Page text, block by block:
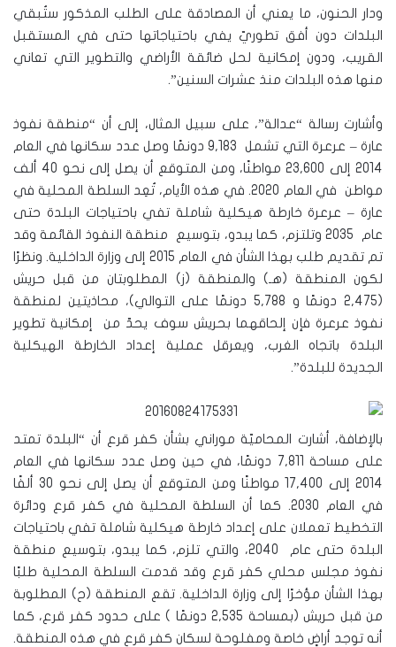
ودار الحنون، ما يعني أن المصادقة على الطلب المذكور ستُبقي
البلدات دون أفق تطوريّ يفي باحتياجاتها حتى في المستقبل
القريب، ودون إمكانية لحل ضائقة الأراضي والتطوير التي تعاني
منها هذه البلدات منذ عشرات السنين”.
وأشارت رسالة “عدالة”، على سبيل المثال، إلى أن “منطقة نفوذ
عارة – عرعرة التي تشمل 9,183 دونمًا وصل عدد سكانها في العام
2014 إلى 23,600 مواطنًا، ومن المتوقع أن يصل إلى نحو 40 ألف
مواطن في العام 2020. في هذه الأيام، تُعِد السلطة المحلية في
عارة – عرعرة خارطة هيكلية شاملة تفي باحتياجات البلدة حتى
عام 2035 وتلتزم، كما يبدو، بتوسيع منطقة النفوذ القائمة وقد
تم تقديم طلب بهذا الشأن في العام 2015 إلى وزارة الداخلية. ونظرًا
لكون المنطقة (هـ) والمنطقة (ز) المطلوبتان من قبل حريش
(2,475 دونمًا و 5,788 دونمًا على التوالي)، محاذيتين لمنطقة
نفوذ عرعرة فإن إلحاقهما بحريش سوف يحدّ من إمكانية تطوير
البلدة باتجاه الغرب، ويعرقل عملية إعداد الخارطة الهيكلية
الجديدة للبلدة”.
بالإضافة، أشارت المحاميّة موراني بشأن كفر قرع أن “البلدة تمتد
على مساحة 7,811 دونمًا، في حين وصل عدد سكانها في العام
2014 إلى 17,400 مواطنًا ومن المتوقع أن يصل إلى نحو 30 ألفًا
في العام 2030. كما أن السلطة المحلية في كفر قرع ودائرة
التخطيط تعملان على إعداد خارطة هيكلية شاملة تفي باحتياجات
البلدة حتى عام 2040، والتي تلزم، كما يبدو، بتوسيع منطقة
نفوذ مجلس محلي كفر قرع وقد قدمت السلطة المحلية طلبًا
بهذا الشأن مؤخرًا إلى وزارة الداخلية. تقع المنطقة (ح) المطلوبة
من قبل حريش (بمساحة 2,535 دونمًا ) على حدود كفر قرع، كما
أنه توجد أراضٍ خاصة ومفلوحة لسكان كفر قرع في هذه المنطقة.